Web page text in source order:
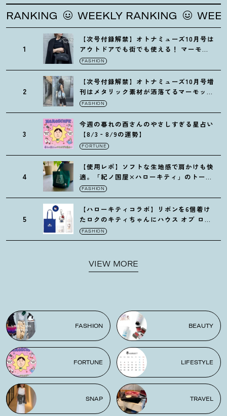
WEEKLY RANKING WEEKLY
1
【次号付録解禁】オトナミューズ10月号は
アウトドアでも街でも使える ！ マーモッ
トの黒ショルダー
FASHION
2
【次号付録解禁】オトナミューズ10月号増
刊はメタリック素材が洒落てるマーモット
の保冷バッグ
FASHION
3
今週の暮れの酉さんのやさしすぎる星占い
【8/3‐8/9の運勢】
FORTUNE
4
【使用レポ】ソフトな生地感で肩かけも快
適。「紀ノ国屋×ハローキティ」のトート
がガシガシ使えて最高です
FASHION
5
【ハローキティコラボ】リボンを6個着け
たロクのキティちゃんにハウス オブ ロー
ゼの限定パケも
FASHION
VIEW MORE
FASHION BEAUTY
FORTUNE LIFESTYLE
SNAP TRAVEL